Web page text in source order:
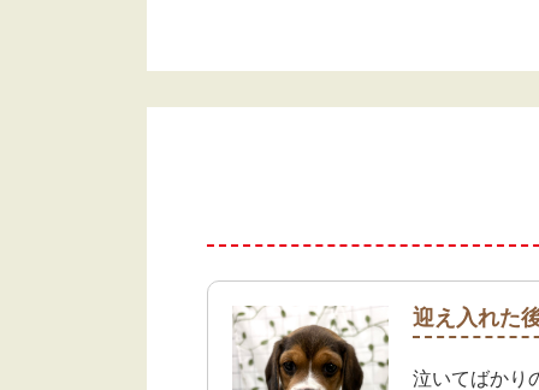
迎え入れた
泣いてばかり